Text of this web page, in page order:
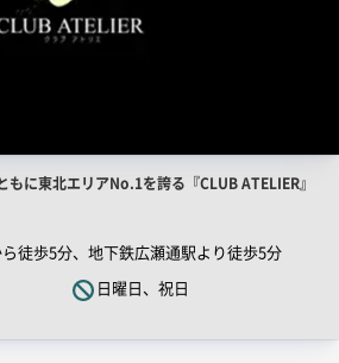
もに東北エリアNo.1を誇る『CLUB ATELIER』
徒歩5分、地下鉄広瀬通駅より徒歩5分
日曜日、祝日